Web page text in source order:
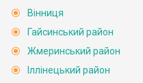
Вінниця
Гайсинський район
Жмеринський район
Іллінецький район